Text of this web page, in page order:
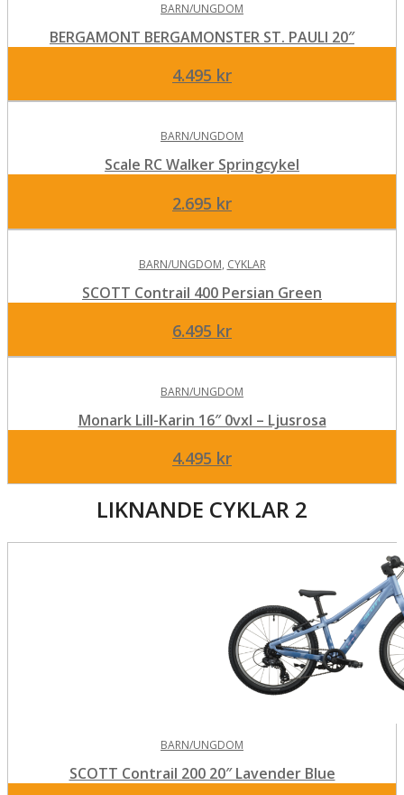
BARN/UNGDOM
BERGAMONT BERGAMONSTER ST. PAULI 20″
4.495 kr
BARN/UNGDOM
Scale RC Walker Springcykel
2.695 kr
BARN/UNGDOM, CYKLAR
SCOTT Contrail 400 Persian Green
6.495 kr
BARN/UNGDOM
Monark Lill-Karin 16″ 0vxl – Ljusrosa
4.495 kr
LIKNANDE CYKLAR 2
BARN/UNGDOM
SCOTT Contrail 200 20″ Lavender Blue